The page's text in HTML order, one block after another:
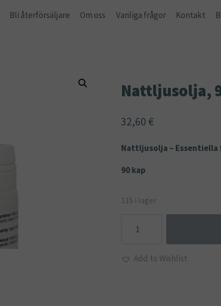
Bli återförsäljare Om oss Vanliga frågor Kontakt
Nattljusolja,
32,60 €
Nattljusolja –
90 kap
115 i lager
mängdAdd to Wishlist